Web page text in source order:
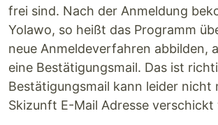
frei sind. Nach der Anmeldung
Yolawo, so heißt das Programm
neue Anmeldeverfahren abbilden,
eine Bestätigungsmail. Das ist
Bestätigungsmail kann leider nicht
Skizunft E-Mail Adresse verschickt